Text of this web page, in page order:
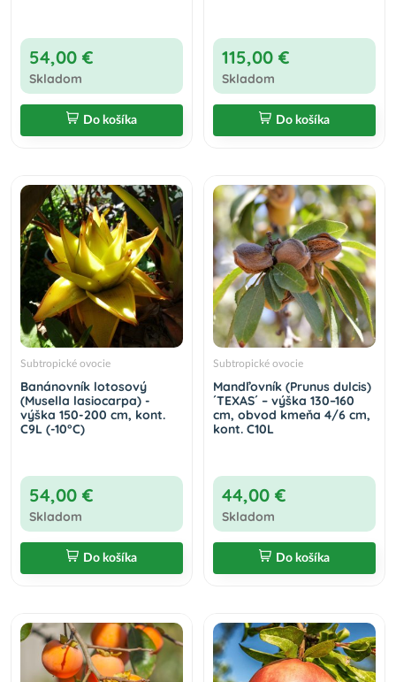
54,00 €
Skladom
Do košíka
115,00 €
Skladom
Do košíka
Subtropické ovocie
Banánovník lotosový
(Musella lasiocarpa) -
výška 150-200 cm, kont.
C9L (-10°C)
54,00 €
Skladom
Do košíka
Subtropické ovocie
Mandľovník (Prunus dulcis)
´TEXAS´ – výška 130–160
cm, obvod kmeňa 4/6 cm,
kont. C10L
44,00 €
Skladom
Do košíka